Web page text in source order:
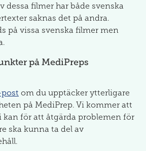
dessa filmer har både svenska
saknas det på andra.
på vissa svenska filmer men
på MediPreps
om du upptäcker ytterligare
på MediPrep. Vi kommer att
kan för att åtgärda problemen för
ska kunna ta del av